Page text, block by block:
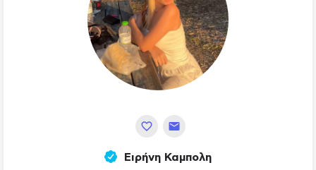
Ειρήνη Καμπολη